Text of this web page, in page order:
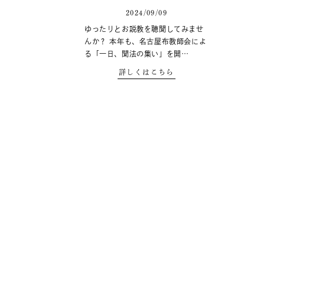
2024/09/09
ゆったりとお説教を聴聞してみませ
んか？ 本年も、名古屋布教師会によ
る「一日、聞法の集い」を開…
詳しくはこちら